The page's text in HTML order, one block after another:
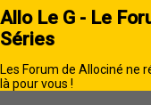
Allo Le G - Le
Séries
Les Forum de Allociné ne
là pour vous !